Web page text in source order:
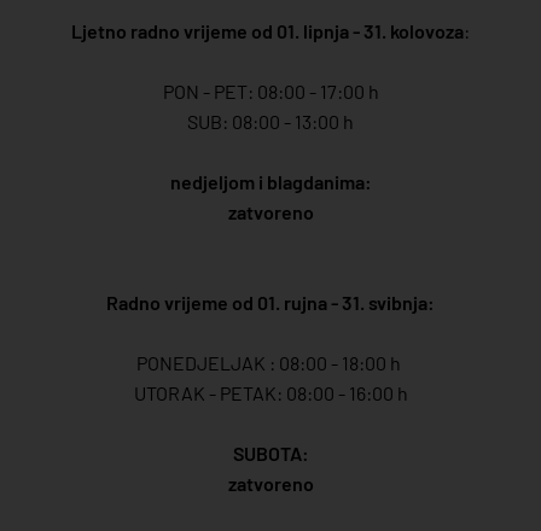
Ljetno radno vrijeme od 01. lipnja - 31. kolovoza:
PON - PET: 08:00 - 17:00 h
SUB: 08:00 - 13:00 h
nedjeljom i blagdanima:
zatvoreno
Radno vrijeme od 01. rujna - 31. svibnja:
PONEDJELJAK : 08:00 - 18:00 h
UTORAK - PETAK: 08:00 - 16:00 h
SUBOTA:
zatvoreno